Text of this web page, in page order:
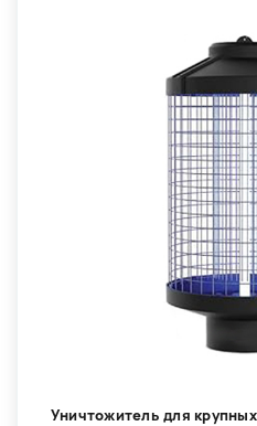
Уничтожитель для